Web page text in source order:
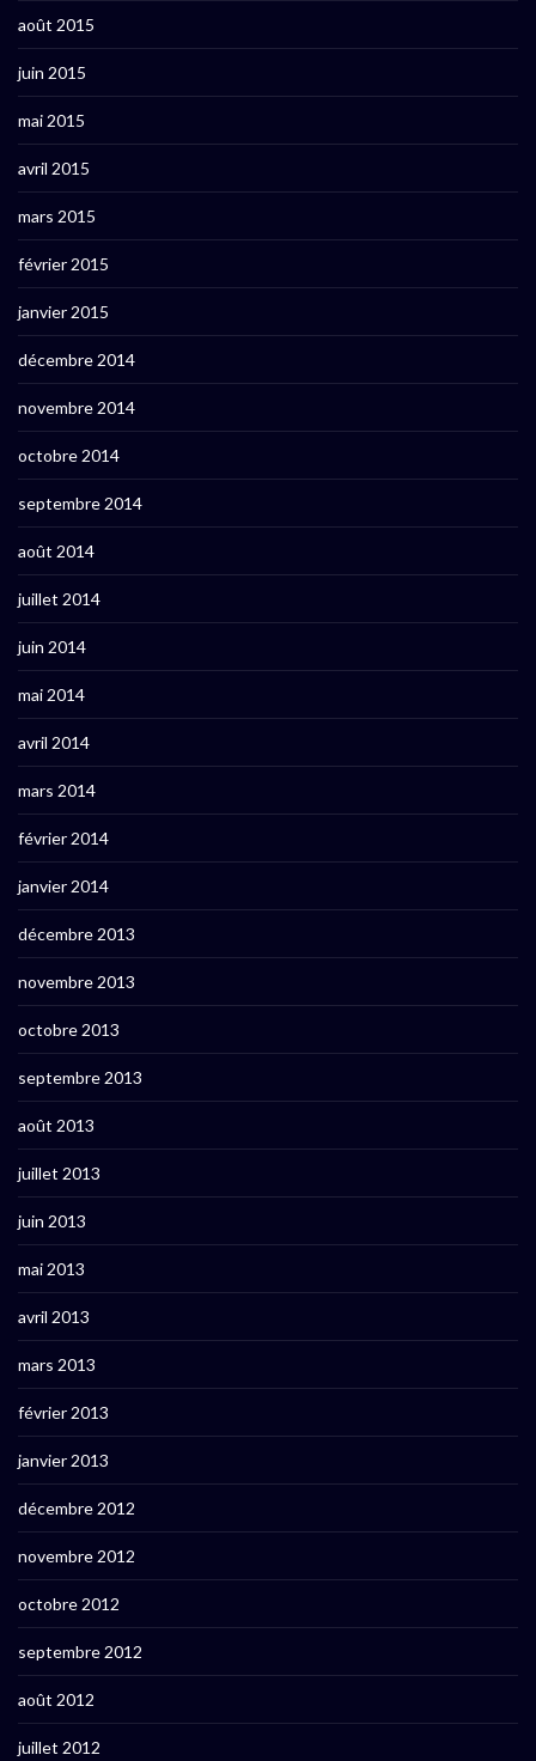
août 2015
juin 2015
mai 2015
avril 2015
mars 2015
février 2015
janvier 2015
décembre 2014
novembre 2014
octobre 2014
septembre 2014
août 2014
juillet 2014
juin 2014
mai 2014
avril 2014
mars 2014
février 2014
janvier 2014
décembre 2013
novembre 2013
octobre 2013
septembre 2013
août 2013
juillet 2013
juin 2013
mai 2013
avril 2013
mars 2013
février 2013
janvier 2013
décembre 2012
novembre 2012
octobre 2012
septembre 2012
août 2012
juillet 2012